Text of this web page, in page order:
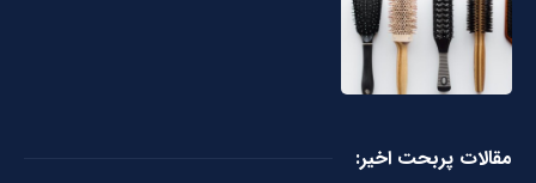
مقالات پربحت اخیر: